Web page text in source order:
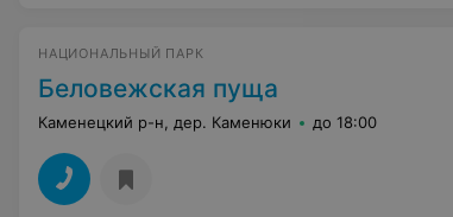
НАЦИОНАЛЬНЫЙ ПАРК
Беловежская пуща
Каменецкий р-н, дер. Каменюки до 18:00